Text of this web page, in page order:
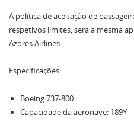
A política de aceitação de
respetivos limites, será a mesma
Azores Airlines.
Especificações:
Boeing 737-800
Capacidade da aeronave: 189Y